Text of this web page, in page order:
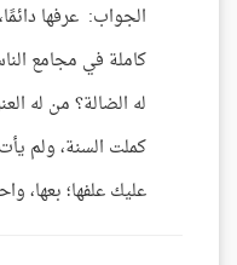
الجواب: عرفها
كاملة في مجامع
له الضالة؟ من له
كملت السنة، ولم
عليك علفها؛ بعها،